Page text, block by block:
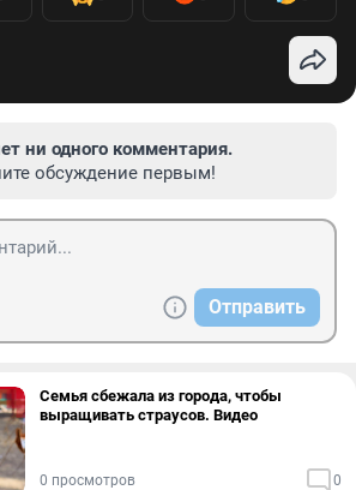
ни одного комментария.
обсуждение первым!
Отправить
Семья сбежала из города, чтобы
выращивать страусов. Видео
0 просмотров 0